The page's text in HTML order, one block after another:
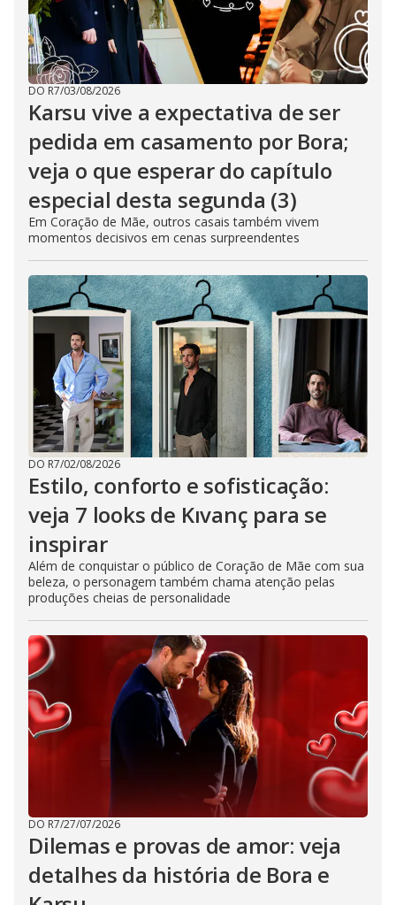
DO R7/03/08/2026
Karsu vive a expectativa de ser
pedida em casamento por Bora;
veja o que esperar do capítulo
especial desta segunda (3)
Em Coração de Mãe, outros casais também vivem
momentos decisivos em cenas surpreendentes
DO R7/02/08/2026
Estilo, conforto e sofisticação:
veja 7 looks de Kıvanç para se
inspirar
Além de conquistar o público de Coração de Mãe com sua
beleza, o personagem também chama atenção pelas
produções cheias de personalidade
DO R7/27/07/2026
Dilemas e provas de amor: veja
detalhes da história de Bora e